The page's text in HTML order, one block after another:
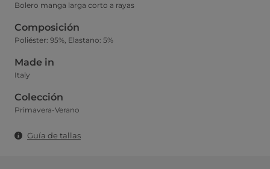
Bolero manga larga corto a rayas
Composición
Poliéster: 95%, Elastano: 5%
Made in
Italy
Colección
Primavera-Verano
Guía de tallas